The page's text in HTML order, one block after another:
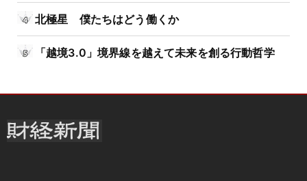
北極星 僕たちはどう働くか
「越境3.0」境界線を越えて未来を創る行動哲学